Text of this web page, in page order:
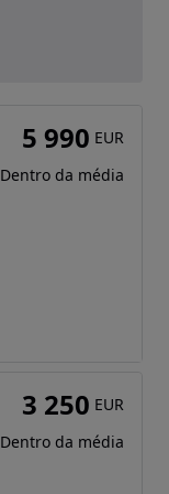
5 990 EUR
Dentro da média
3 250 EUR
Dentro da média